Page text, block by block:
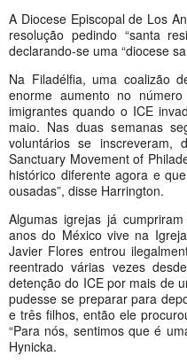
A Diocese Episcopal de Los
resolução pedindo “santa
declarando-se uma “diocese
Na Filadélfia, uma coalizão
enorme aumento no
imigrantes quando o ICE
maio. Nas duas semanas
voluntários se inscreveram,
Sanctuary Movement of
histórico diferente agora e
ousadas”, disse Harrington.
Algumas igrejas já
anos do México vive na
Javier Flores entrou
reentrado várias vezes
detenção do ICE por mais de
pudesse se preparar para
e três filhos, então ele
“Para nós, sentimos que é
Hynicka.